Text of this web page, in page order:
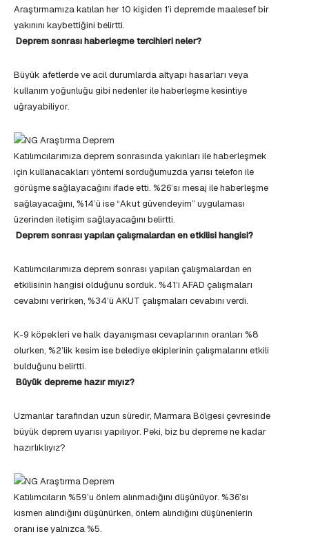
Araştırmamıza katılan her 10 kişiden 1’i depremde maalesef bir
yakınını kaybettiğini belirtti.
Deprem sonrası haberleşme tercihleri neler?
Büyük afetlerde ve acil durumlarda altyapı hasarları veya
kullanım yoğunluğu gibi nedenler ile haberleşme kesintiye
uğrayabiliyor.
Katılımcılarımıza deprem sonrasında yakınları ile haberleşmek
için kullanacakları yöntemi sorduğumuzda yarısı telefon ile
görüşme sağlayacağını ifade etti. %26’sı mesaj ile haberleşme
sağlayacağını, %14’ü ise “Akut güvendeyim” uygulaması
üzerinden iletişim sağlayacağını belirtti.
Deprem sonrası yapılan çalışmalardan en etkilisi hangisi?
Katılımcılarımıza deprem sonrası yapılan çalışmalardan en
etkilisinin hangisi olduğunu sorduk. %41’i AFAD çalışmaları
cevabını verirken, %34’ü AKUT çalışmaları cevabını verdi.
K-9 köpekleri ve halk dayanışması cevaplarının oranları %8
olurken, %2’lik kesim ise belediye ekiplerinin çalışmalarını etkili
bulduğunu belirtti.
Büyük depreme hazır mıyız?
Uzmanlar tarafından uzun süredir, Marmara Bölgesi çevresinde
büyük deprem uyarısı yapılıyor. Peki, biz bu depreme ne kadar
hazırlıklıyız?
Katılımcıların %59’u önlem alınmadığını düşünüyor. %36’sı
kısmen alındığını düşünürken, önlem alındığını düşünenlerin
oranı ise yalnızca %5.